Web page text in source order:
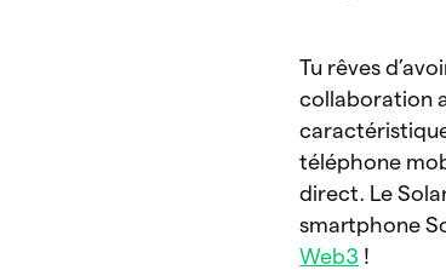
Tu rêves
collaboration
téléphone
direct. Le
smartphone
Web3 !